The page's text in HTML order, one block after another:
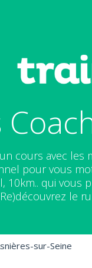
cours avec les
pour vous
10km.. qui vous
le
sur-Seine